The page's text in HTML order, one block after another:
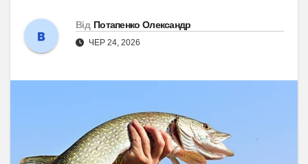
Від Потапенко Олександр
ЧЕР 24, 2026